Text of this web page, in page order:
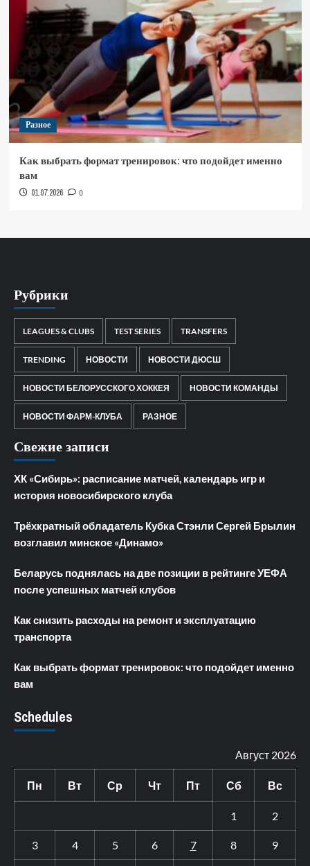
Разное
Как выбрать формат тренировок: что подойдет именно
вам
01.07.2026 0
Рубрики
LEAGUES & CLUBS TEST SERIES TRANSFERS
TRENDING НОВОСТИ НОВОСТИ ДЮСШ
НОВОСТИ БЕЛОРУССКОГО ХОККЕЯ НОВОСТИ КОМАНДЫ
НОВОСТИ ФАРМ-КЛУБА РАЗНОЕ
Свежие записи
ХК «Сибирь»: расписание матчей, календарь игр и
история новосибирского клуба
Трёхкратный обладатель Кубка Стэнли Сергей Брылин
возглавил минское «Динамо»
Беларусь поднялась на две позиции в рейтинге УЕФА
после успешных матчей клубов
Как снизить расходы на ремонт и эксплуатацию
транспорта
Как выбрать формат тренировок: что подойдет именно
вам
Schedules
Август 2026
Пн Вт Ср Чт Пт Сб Вс
1 2
3 4 5 6 7 8 9